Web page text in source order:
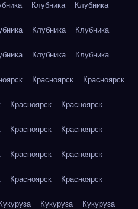
Клубника Клубника
Клубника Клубника
Клубника Клубника
Красноярск Красноярск
Красноярск Красноярск
Красноярск Красноярск
Красноярск Красноярск
Красноярск Красноярск
Кукуруза Кукуруза Кукуруза